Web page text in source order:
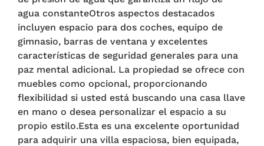
agua constanteOtros aspectos destacados
incluyen espacio para dos coches, equipo de
gimnasio, barras de ventana y excelentes
características de seguridad generales para una
paz mental adicional. La propiedad se ofrece con
muebles como opcional, proporcionando
flexibilidad si usted está buscando una casa llave
en mano o desea personalizar el espacio a su
propio estilo.Esta es una excelente oportunidad
para adquirir una villa espaciosa, bien equipada,